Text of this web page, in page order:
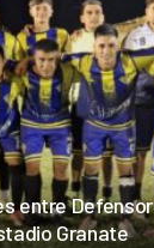
entre
Granate